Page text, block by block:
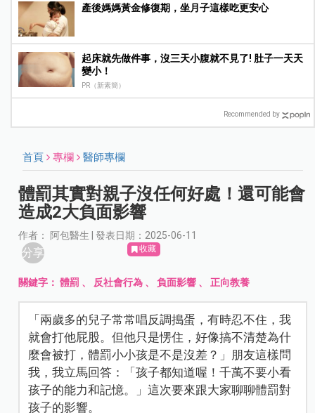
產後媽媽黃金修復期，坐月子這樣吃更安心
起床就先做件事，沒三天小腹就不見了! 肚子一天天
變小！
PR（新素簡）
Recommended by
首頁 專欄 醫師專欄
體罰其實對親子沒任何好處！還可能會
造成2大負面影響
作者： 阿包醫生 | 發表日期：2025-06-11
分享 收藏
關鍵字：體罰 、 反社會行為 、負面影響 、正向教養
「兩歲多的兒子常常唱反調搗蛋，有時忍不住，我
就會打他屁股。但他只是愣住，好像搞不清楚為什
麼會被打，體罰小小孩是不是沒差？」朋友這樣問
我，我立馬回答：「孩子都知道喔！千萬不要小看
孩子的能力和記憶。」這次要來跟大家聊聊體罰對
孩子的影響。